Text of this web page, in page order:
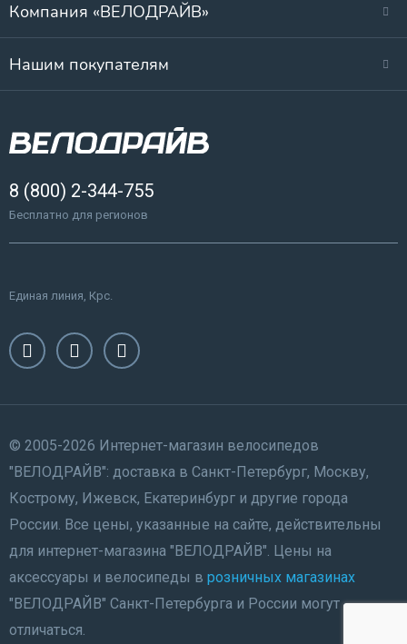
Компания «ВЕЛОДРАЙВ»
Нашим покупателям
8 (800) 2-344-755
Бесплатно для регионов
Единая линия, Крс.
© 2005-2026 Интернет-магазин велосипедов
"ВЕЛОДРАЙВ": доставка в Санкт-Петербург, Москву,
Кострому, Ижевск, Екатеринбург и другие города
России. Все цены, указанные на сайте, действительны
для интернет-магазина "ВЕЛОДРАЙВ". Цены на
аксессуары и велосипеды в розничных магазинах
"ВЕЛОДРАЙВ" Санкт-Петербурга и России могут
отличаться.